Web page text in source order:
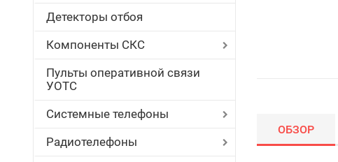
Детекторы отбоя
Компоненты СКС
Пульты оперативной связи
УОТС
Системные телефоны
Радиотелефоны
ОБЗОР